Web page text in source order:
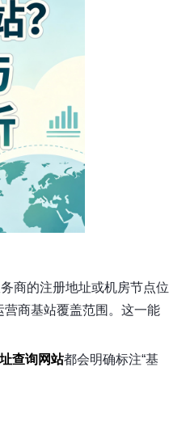
商的注册地址或机房节点位
商基站覆盖范围。这一能
查询网站都会明确标注“基